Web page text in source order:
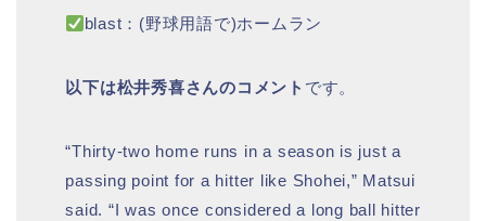
blast：(野球用語で)ホームラン
以下は松井秀喜さんのコメント です。
“Thirty-two home runs in a season is just a
passing point for a hitter like Shohei,” Matsui
said. “I was once considered a long ball hitter